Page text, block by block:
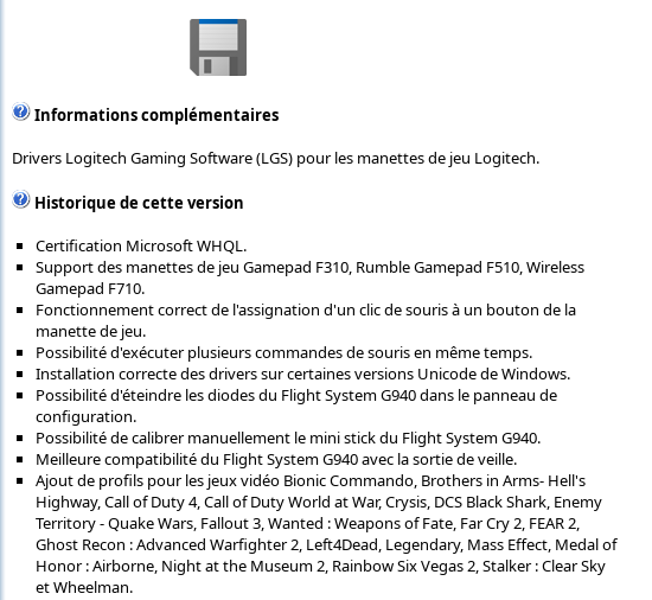
Informations complémentaires
Drivers Logitech Gaming Software (LGS) pour les manettes de jeu Logitech.
Historique de cette version
Certification Microsoft WHQL.
Support des manettes de jeu Gamepad F310, Rumble Gamepad F510, Wireless
Gamepad F710.
Fonctionnement correct de l'assignation d'un clic de souris à un bouton de la
manette de jeu.
Possibilité d'exécuter plusieurs commandes de souris en même temps.
Installation correcte des drivers sur certaines versions Unicode de Windows.
Possibilité d'éteindre les diodes du Flight System G940 dans le panneau de
configuration.
Possibilité de calibrer manuellement le mini stick du Flight System G940.
Meilleure compatibilité du Flight System G940 avec la sortie de veille.
Ajout de profils pour les jeux vidéo Bionic Commando, Brothers in Arms- Hell's
Highway, Call of Duty 4, Call of Duty World at War, Crysis, DCS Black Shark, Enemy
Territory - Quake Wars, Fallout 3, Wanted : Weapons of Fate, Far Cry 2, FEAR 2,
Ghost Recon : Advanced Warfighter 2, Left4Dead, Legendary, Mass Effect, Medal of
Honor : Airborne, Night at the Museum 2, Rainbow Six Vegas 2, Stalker : Clear Sky
et Wheelman.